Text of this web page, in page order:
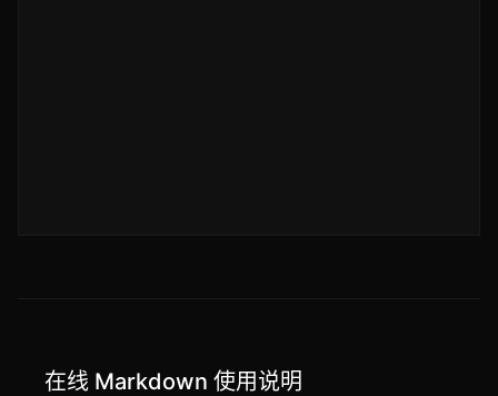
在线 Markdown 使用说明